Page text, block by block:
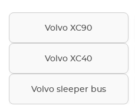
Volvo XC90
Volvo XC40
Volvo sleeper bus